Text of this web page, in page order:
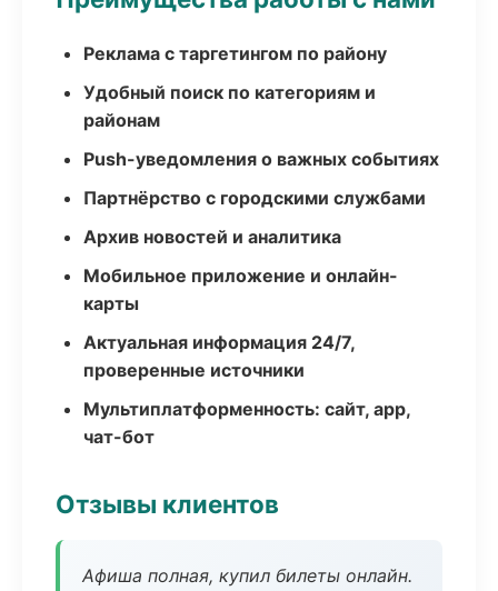
Реклама с таргетингом по району
Удобный поиск по категориям и
районам
Push-уведомления о важных событиях
Партнёрство с городскими службами
Архив новостей и аналитика
Мобильное приложение и онлайн-
карты
Актуальная информация 24/7,
проверенные источники
Мультиплатформенность: сайт, app,
чат-бот
Отзывы клиентов
Афиша полная, купил билеты онлайн.